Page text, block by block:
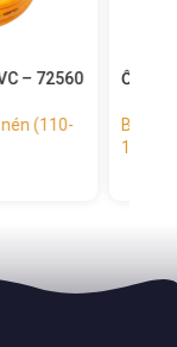
PU – 72550
nén (110-